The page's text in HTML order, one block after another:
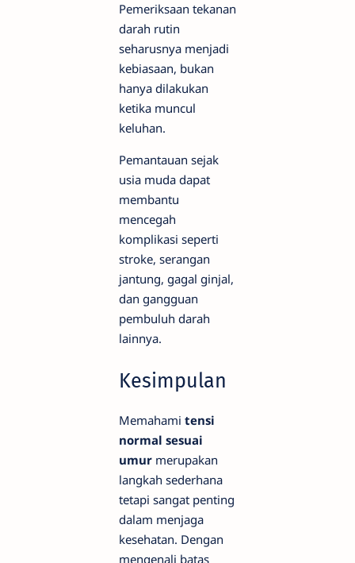
Pemeriksaan tekanan
darah rutin
seharusnya menjadi
kebiasaan, bukan
hanya dilakukan
ketika muncul
keluhan.
Pemantauan sejak
usia muda dapat
membantu
mencegah
komplikasi seperti
stroke, serangan
jantung, gagal ginjal,
dan gangguan
pembuluh darah
lainnya.
Kesimpulan
Memahami tensi
normal sesuai
umur merupakan
langkah sederhana
tetapi sangat penting
dalam menjaga
kesehatan. Dengan
mengenali batas